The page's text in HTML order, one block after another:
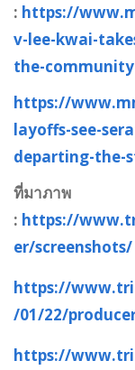
: https://
v-lee-kwai-
the-
https://
layoffs-see-
departing-the-
ที่มาภาพ
: https://
er/screenshots/
https://
/01/22/
https://